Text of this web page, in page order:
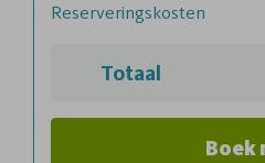
Reserveringskosten
Totaal
Boek